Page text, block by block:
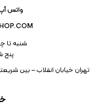
واتس آپ :
شنبه تا
پنج
تهران خیابان انقلاب – بین